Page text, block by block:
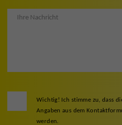
Wichtig! Ich stimme zu, dass
Angaben aus dem
werden.